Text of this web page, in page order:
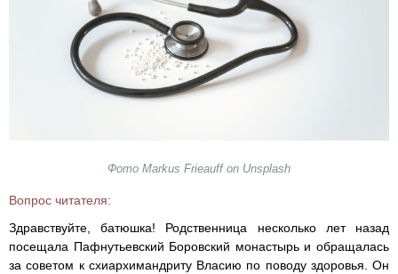
Фото Markus Frieauff on Unsplash
Вопрос читателя:
Здравствуйте, батюшка! Родственница несколько лет назад
посещала Пафнутьевский Боровский монастырь и обращалась
за советом к схиархимандриту Власию по поводу здоровья. Он